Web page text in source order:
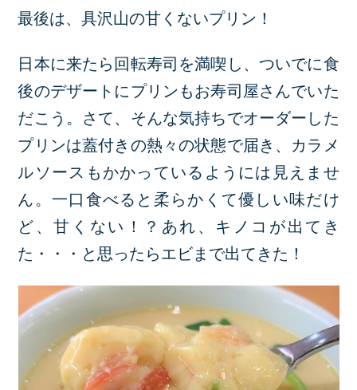
最後は、具沢山の甘くないプリン！
日本に来たら回転寿司を満喫し、ついでに食
後のデザートにプリンもお寿司屋さんでいた
だこう。さて、そんな気持ちでオーダーした
プリンは蓋付きの熱々の状態で届き、カラメ
ルソースもかかっているようには見えませ
ん。一口食べると柔らかくて優しい味だけ
ど、甘くない！？あれ、キノコが出てき
た・・・と思ったらエビまで出てきた！